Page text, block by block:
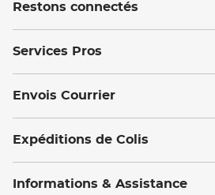
Restons connectés
Services Pros
Envois Courrier
Expéditions de Colis
Informations & Assistance